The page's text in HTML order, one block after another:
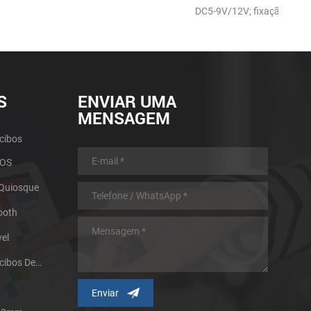
DC5-9V/12V; fixação Dianteira
Impressora Térmica De Recibos De Micro Painel
ENVIAR UMA
MENSAGEM